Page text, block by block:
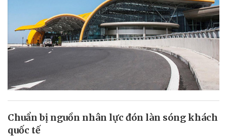
Chuẩn bị nguồn nhân lực đón làn sóng khách
quốc tế